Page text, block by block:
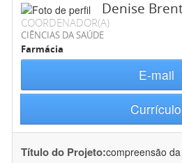
Denise
COORDENADOR(A)
CIÊNCIAS DA SAÚDE
Farmácia
E-mail
Currículo
Título do Projeto:compreensão